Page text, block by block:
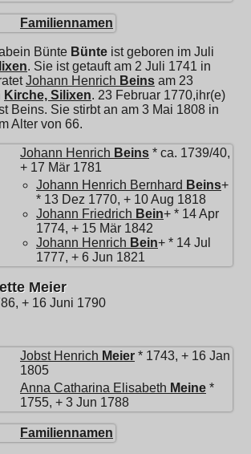
Familiennamen
Bünte Bünte ist geboren im Juli
. Sie ist getauft am 2 Juli 1741 in
Johann Henrich Beins am 23
Kirche, Silixen. 23 Februar 1770,ihr(e)
Beins. Sie stirbt an am 3 Mai 1808 in
Alter von 66.
Johann Henrich Beins * ca. 1739/40,
+ 17 Mär 1781
Johann Henrich Bernhard Beins+
* 13 Dez 1770, + 10 Aug 1818
Johann Friedrich Bein+ * 14 Apr
1774, + 15 Mär 1842
Johann Henrich Bein+ * 14 Jul
1777, + 6 Jun 1821
Meier
+ 16 Juni 1790
Jobst Henrich Meier * 1743, + 16 Jan
1805
Anna Catharina Elisabeth Meine *
1755, + 3 Jun 1788
Familiennamen